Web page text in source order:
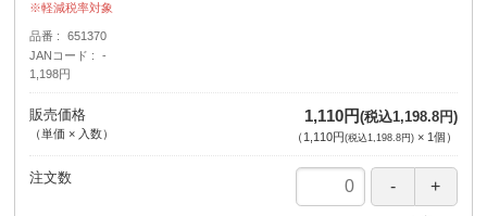
軽減税率対象
品番
651370
JANコード
-
1,198円
販売価格
（単価 × 入数）
1,110円(税込1,198.8円)
（ 1,110円(税込1,198.8円)× 1個 ）
注文数